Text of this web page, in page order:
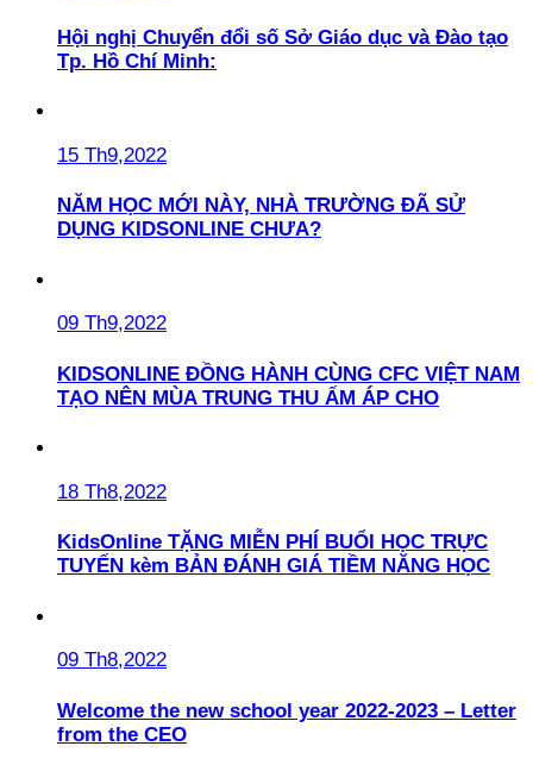
Hội nghị Chuyển đổi số Sở Giáo dục và Đào tạo
Tp. Hồ Chí Minh:
15 Th9,2022
NĂM HỌC MỚI NÀY, NHÀ TRƯỜNG ĐÃ SỬ
DỤNG KIDSONLINE CHƯA?
09 Th9,2022
KIDSONLINE ĐỒNG HÀNH CÙNG CFC VIỆT NAM
TẠO NÊN MÙA TRUNG THU ẤM ÁP CHO
18 Th8,2022
KidsOnline TẶNG MIỄN PHÍ BUỔI HỌC TRỰC
TUYẾN kèm BẢN ĐÁNH GIÁ TIỀM NĂNG HỌC
09 Th8,2022
Welcome the new school year 2022-2023 – Letter
from the CEO